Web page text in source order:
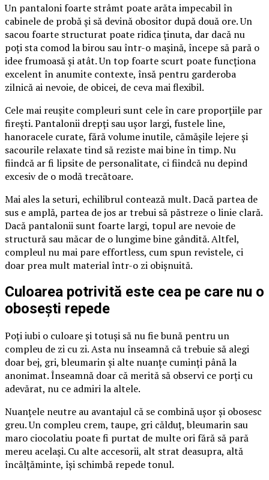
Un pantaloni foarte strâmt poate arăta impecabil în
cabinele de probă și să devină obositor după două ore. Un
sacou foarte structurat poate ridica ținuta, dar dacă nu
poți sta comod la birou sau într-o mașină, începe să pară o
idee frumoasă și atât. Un top foarte scurt poate funcționa
excelent în anumite contexte, însă pentru garderoba
zilnică ai nevoie, de obicei, de ceva mai flexibil.
Cele mai reușite compleuri sunt cele în care proporțiile par
firești. Pantalonii drepți sau ușor largi, fustele line,
hanoracele curate, fără volume inutile, cămășile lejere și
sacourile relaxate tind să reziste mai bine în timp. Nu
fiindcă ar fi lipsite de personalitate, ci fiindcă nu depind
excesiv de o modă trecătoare.
Mai ales la seturi, echilibrul contează mult. Dacă partea de
sus e amplă, partea de jos ar trebui să păstreze o linie clară.
Dacă pantalonii sunt foarte largi, topul are nevoie de
structură sau măcar de o lungime bine gândită. Altfel,
compleul nu mai pare effortless, cum spun revistele, ci
doar prea mult material într-o zi obișnuită.
Culoarea potrivită este cea pe care nu o
obosești repede
Poți iubi o culoare și totuși să nu fie bună pentru un
compleu de zi cu zi. Asta nu înseamnă că trebuie să alegi
doar bej, gri, bleumarin și alte nuanțe cuminți până la
anonimat. Înseamnă doar că merită să observi ce porți cu
adevărat, nu ce admiri la altele.
Nuanțele neutre au avantajul că se combină ușor și obosesc
greu. Un compleu crem, taupe, gri călduț, bleumarin sau
maro ciocolatiu poate fi purtat de multe ori fără să pară
mereu același. Cu alte accesorii, alt strat deasupra, altă
încălțăminte, își schimbă repede tonul.